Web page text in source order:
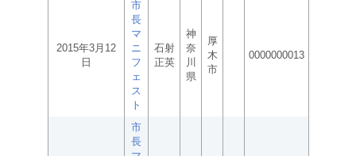
2015年3月12
日
市
長
マ
ニ
フ
ェ
ス
ト
石射
正英
神
奈
川
県
厚
木
市
0000000013
市
長